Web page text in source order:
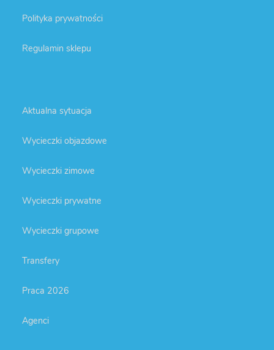
Polityka prywatności
Regulamin sklepu
Aktualna sytuacja
Wycieczki objazdowe
Wycieczki zimowe
Wycieczki prywatne
Wycieczki grupowe
Transfery
Praca 2026
Agenci